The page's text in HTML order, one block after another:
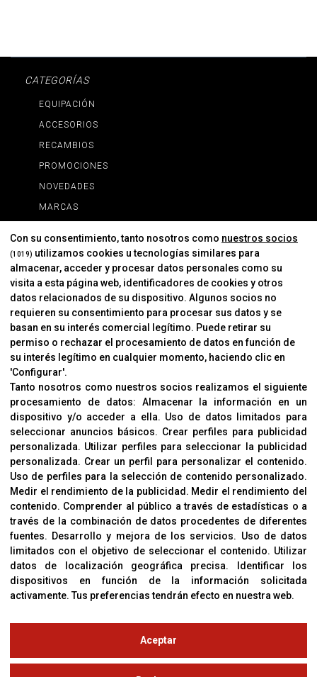
CATEGORÍAS
EQUIPACIÓN
ACCESORIOS
RECAMBIOS
PROMOCIONES
NOVEDADES
MARCAS
INFORMACIÓN
Contacto
Cambios Y Devoluciones
CORVER
Aviso Legal
Sobre Nosotros
Cookies
Política De Privacidad
OFICINAS
C/ Coneixement 5, 08850
Gavà (Barcelona)
CONTACTO
T. (+34) 93 638 38 60
corver@corver.es
Con su consentimiento, tanto nosotros como nuestros socios
(1019) utilizamos cookies u tecnologías similares para
almacenar, acceder y procesar datos personales como su
visita a esta página web, identificadores de cookies y otros
datos relacionados de su dispositivo. Algunos socios no
requieren su consentimiento para procesar sus datos y se
basan en su interés comercial legítimo. Puede retirar su
permiso o rechazar el procesamiento de datos en función de
su interés legítimo en cualquier momento, haciendo clic en
'Configurar'.
Tanto nosotros como nuestros socios realizamos el siguiente
procesamiento de datos: Almacenar la información en un
dispositivo y/o acceder a ella. Uso de datos limitados para
seleccionar anuncios básicos. Crear perfiles para publicidad
personalizada. Utilizar perfiles para seleccionar la publicidad
personalizada. Crear un perfil para personalizar el contenido.
Uso de perfiles para la selección de contenido personalizado.
Medir el rendimiento de la publicidad . Medir el rendimiento del
contenido. Comprender al público a través de estadísticas o a
través de la combinación de datos procedentes de diferentes
fuentes. Desarrollo y mejora de los servicios. Uso de datos
limitados con el objetivo de seleccionar el contenido. Utilizar
datos de localización geográfica precisa.
Identificar los
dispositivos en función de la información solicitada
activamente.Tus preferencias tendrán efecto en nuestra web.
Aceptar